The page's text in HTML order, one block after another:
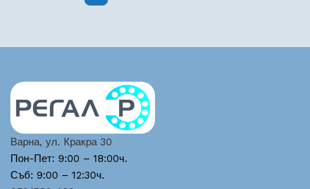
Варна, ул. Кракра 30
Пон-Пет: 9:00 – 18:00ч.
Съб: 9:00 – 12:30ч.